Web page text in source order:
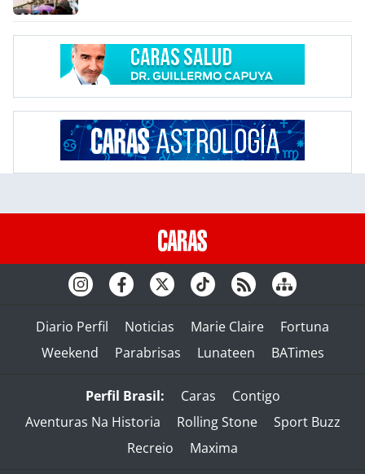
Diario Perfil Noticias Marie Claire
Fortuna
Weekend
Parabrisas Lunateen BATimes
Perfil Brasil: Caras
Contigo
Aventuras Na Historia
Rolling Stone
Sport Buzz
Recreio
Maxima